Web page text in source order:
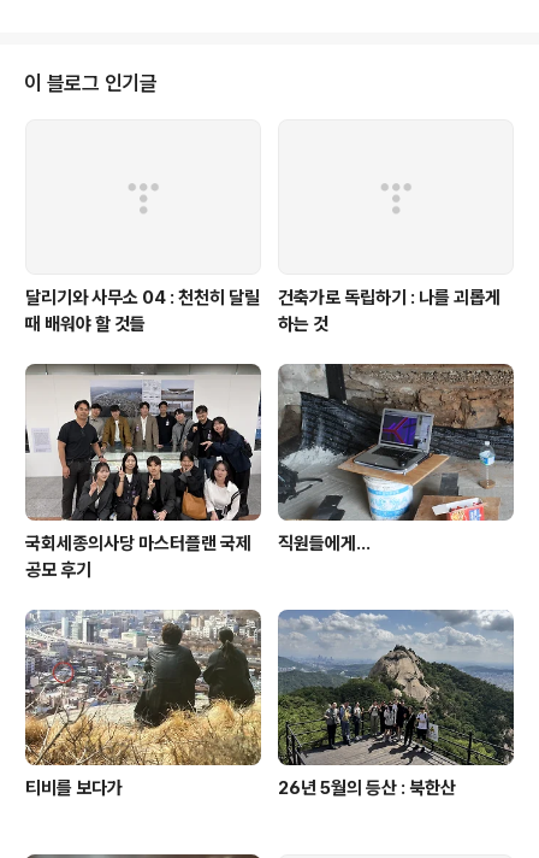
이 블로그 인기글
달리기와 사무소 04 : 천천히 달릴
때 배워야 할 것들
건축가로 독립하기 : 나를 괴롭게
하는 것
국회세종의사당 마스터플랜 국제
공모 후기
직원들에게...
티비를 보다가 26년 5월의 등산 : 북한산